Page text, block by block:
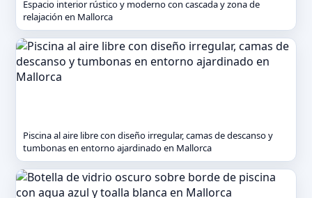
Espacio interior rústico y moderno con cascada y zona de
relajación en Mallorca
Piscina al aire libre con diseño irregular, camas de descanso y
tumbonas en entorno ajardinado en Mallorca